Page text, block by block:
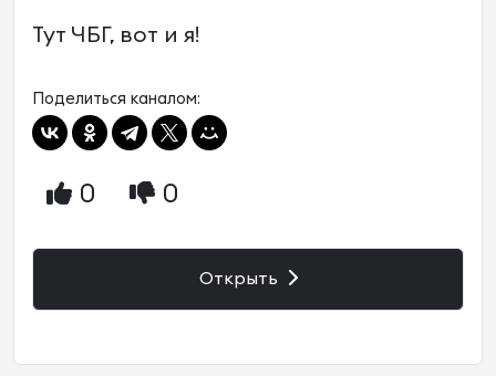
Тут ЧБГ, вот и я!
Поделиться каналом:
0 0
Открыть